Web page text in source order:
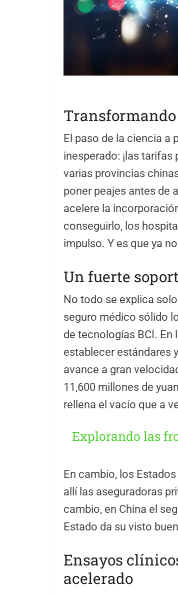
El paso de la ciencia a
inesperado: ¡las
varias provincias
poner peajes antes de
acelere la
conseguirlo, los
impulso. Y es que ya
Un fuerte
No todo se explica
seguro médico sólido
de tecnologías BCI.
establecer estándares
avance a gran
11,600 millones de
rellena el vacío que a
Explorando las
En cambio, los
allí las aseguradoras
cambio, en China el
Estado da su visto
Ensayos
acelerado